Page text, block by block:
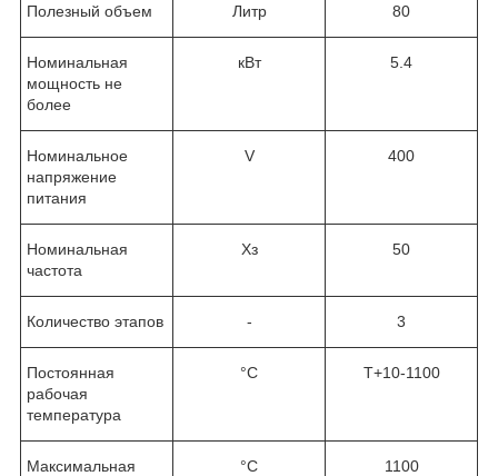
Полезный объем Литр 80
Номинальная
мощность не
более
кВт 5.4
Номинальное
напряжение
питания
V 400
Номинальная
частота
Хз 50
Количество этапов - 3
Постоянная
рабочая
температура
°C T+10-1100
Максимальная
°C 1100